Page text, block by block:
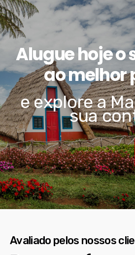
Alugue hoje o
ao melhor
e explore a
sua
Avaliado pelos nossos